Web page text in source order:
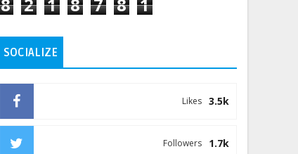
8 2 1 8 7 8 1
SOCIALIZE
3.5k
Likes
1.7k
Followers